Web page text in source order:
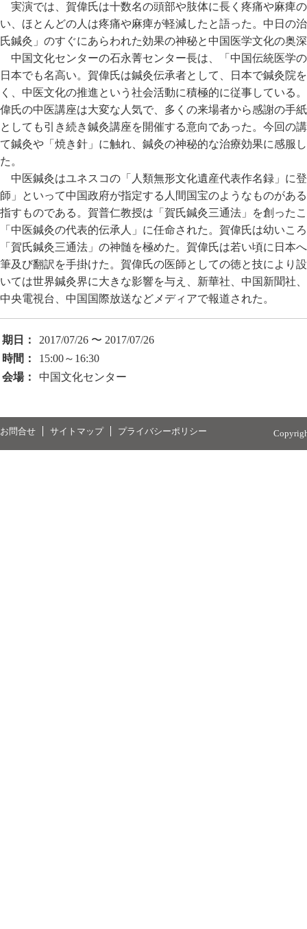
実演では、賀偉氏は十数名の頭部や肢体に長く疼痛や麻痺
い、ほとんどの人は疼痛や麻痺が軽減したと語った。中日の
氏鍼灸」のすぐにあらわれた効果の神秘と中国医学文化の奥
中国文化センターの石永菁センター長は、「中国伝統医学
日本でも名高い。賀偉氏は鍼灸伝承者として、日本で鍼灸院
く、中医文化の推進という社会活動に積極的に従事している
偉氏の中医講座は大変な人気で、多くの来場者から感謝の手
としても引き続き鍼灸講座を開催する意向であった。今回の
て鍼灸や「焼き針」に触れ、鍼灸の神秘的な治療効果に感服
た。
中医鍼灸はユネスコの「人類無形文化遺産代表作名録」に
師」といって中国政府が指定する人間国宝のようなものがあ
指すものである。賀普仁教授は「賀氏鍼灸三通法」を創った
「中医鍼灸の代表的伝承人」に任命された。賀偉氏は幼いこ
「賀氏鍼灸三通法」の神髄を極めた。賀偉氏は若い頃に日本
筆及び翻訳を手掛けた。賀偉氏の医師としての徳と技により
いては世界鍼灸界に大きな影響を与え、新華社、中国新聞社
中央電視台、中国国際放送などメディアで報道された。
期日：
2017/07/26 〜 2017/07/26
時間：
15:00～16:30
会場：
中国文化センター
お問合せ サイトマップ プライバシーポリシー